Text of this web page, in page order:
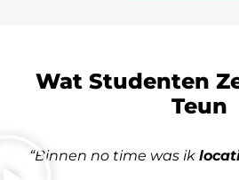
Wat Studenten
Teun
“Binnen no time was ik